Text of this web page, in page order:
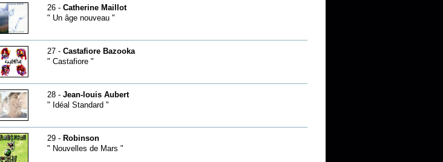
26 - Catherine Maillot
" Un âge nouveau "
27 - Castafiore Bazooka
" Castafiore "
28 - Jean-louis Aubert
" Idéal Standard "
29 - Robinson
" Nouvelles de Mars "